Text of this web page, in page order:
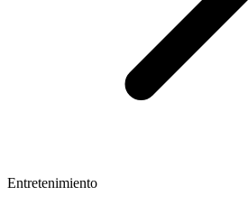
Entretenimiento